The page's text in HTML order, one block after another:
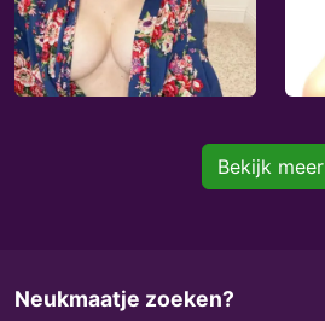
Bekijk meer
Neukmaatje zoeken?